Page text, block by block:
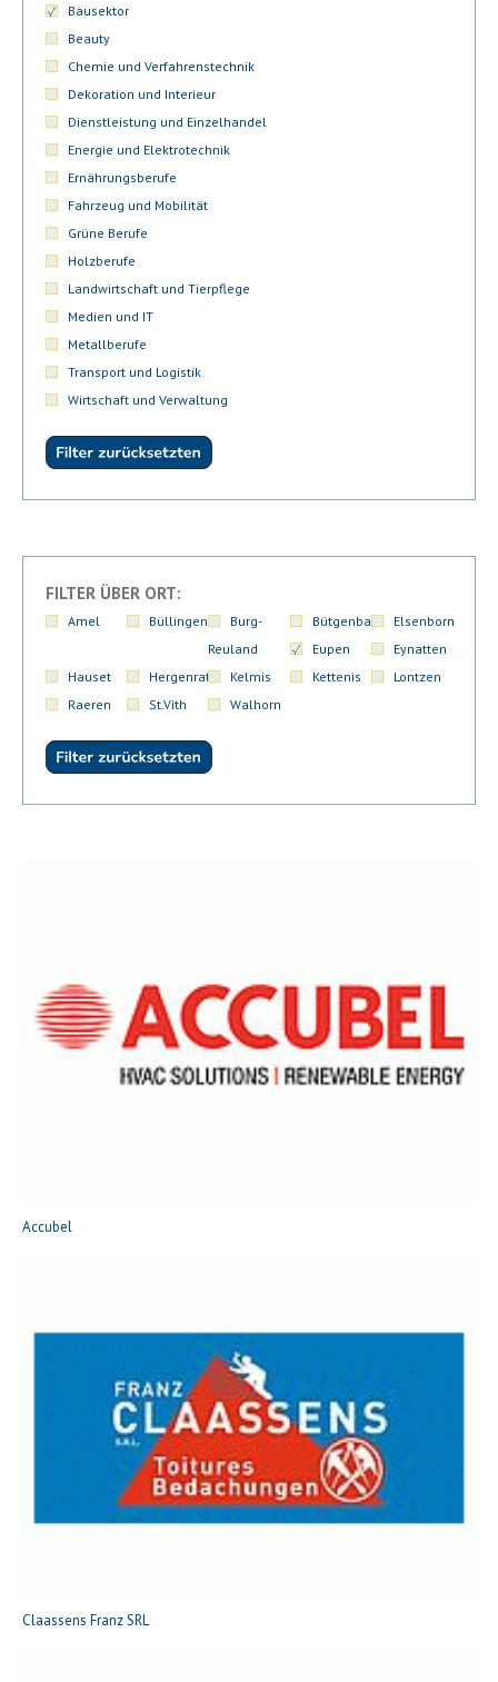
Bausektor
Beauty
Chemie und Verfahrenstechnik
Dekoration und Interieur
Dienstleistung und Einzelhandel
Energie und Elektrotechnik
Ernährungsberufe
Fahrzeug und Mobilität
Grüne Berufe
Holzberufe
Landwirtschaft und Tierpflege
Medien und IT
Metallberufe
Transport und Logistik
Wirtschaft und Verwaltung
FILTER ÜBER ORT:
Amel Büllingen
Burg-
Reuland
Bütgenbach
Elsenborn
Eupen
Eynatten
Hauset
Hergenrath Kelmis Kettenis
Lontzen
Raeren
St.Vith Walhorn
Accubel
Claassens Franz SRL